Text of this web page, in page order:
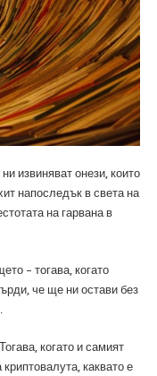
извиняват онези, които
напоследък в света на
на гарвана в
– тогава, когато
че ще ни остави без
когато и самият
каквато е